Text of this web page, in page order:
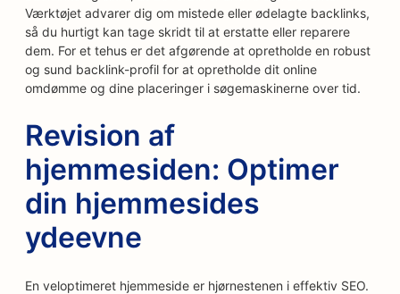
Værktøjet advarer dig om mistede eller ødelagte backlinks,
så du hurtigt kan tage skridt til at erstatte eller reparere
dem. For et tehus er det afgørende at opretholde en robust
og sund backlink-profil for at opretholde dit online
omdømme og dine placeringer i søgemaskinerne over tid.
Revision af
hjemmesiden: Optimer
din hjemmesides
ydeevne
En veloptimeret hjemmeside er hjørnestenen i effektiv SEO.